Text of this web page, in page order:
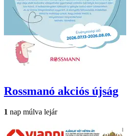
Rossmanó akciós újság
1 nap múlva lejár